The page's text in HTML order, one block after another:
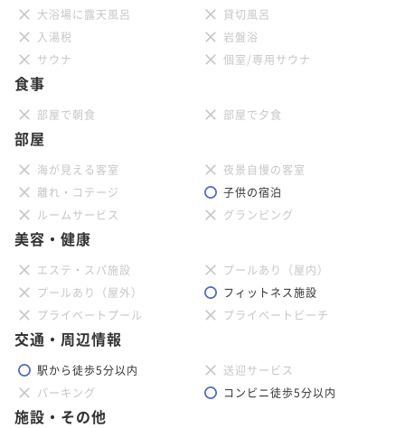
大浴場に露天風呂
貸切風呂
入湯税
岩盤浴
サウナ
個室/専用サウナ
食事
部屋で朝食 部屋で夕食
部屋
海が見える客室
夜景自慢の客室
離れ・コテージ
子供の宿泊
ルームサービス
グランピング
美容・健康
エステ・スパ施設
プールあり（屋内）
プールあり（屋外）
フィットネス施設
プライベートプール
プライベートビーチ
交通・周辺情報
駅から徒歩5分以内
送迎サービス
パーキング
コンビニ徒歩5分以内
施設・その他